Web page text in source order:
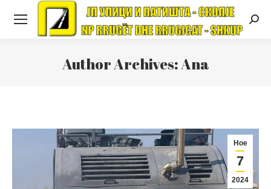
Author Archives:Ana
Ное
7
2024